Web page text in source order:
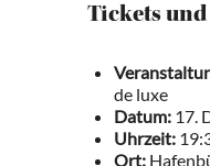
Tickets
de luxe
Datum: 17.
Uhrzeit:
Ort: